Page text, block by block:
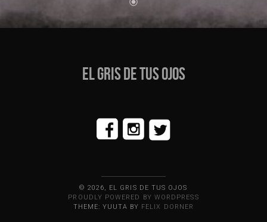
EL GRIS DE TUS OJOS
© 2026, EL GRIS DE TUS OJOS
PROUDLY POWERED BY WORDPRESS
THEME: YUUTA BY FELIX DORNER